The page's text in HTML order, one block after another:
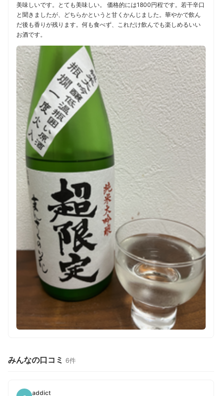
美味しいです。とても美味しい。 価格的には1800円程です。若干辛口
と聞きましたが、どちらかというと甘くかんじました。華やかで飲ん
だ後も香りが残ります。何も食べず、これだけ飲んでも楽しめるいい
お酒です。
みんなの口コミ 6件
addict